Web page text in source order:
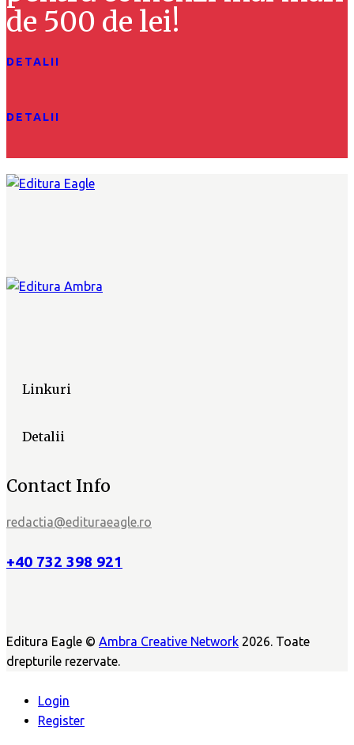
de 500 de lei!
DETALII
DETALII
Linkuri
Detalii
Contact Info
redactia@edituraeagle.ro
+40 732 398 921
Editura Eagle © Ambra Creative Network 2026. Toate
drepturile rezervate.
Login
Register